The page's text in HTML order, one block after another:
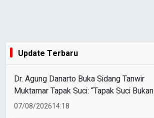
Update Terbaru
Dr. Agung Danarto Buka Sidang Tanwir
Muktamar Tapak Suci: “Tapak Suci Bukan
Organisasi Ko Ping Ho dan Dracin”
07/08/202614:18